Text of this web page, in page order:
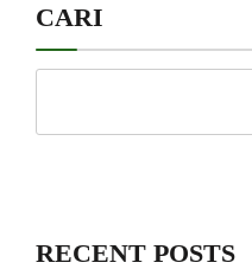
CARI
RECENT POSTS